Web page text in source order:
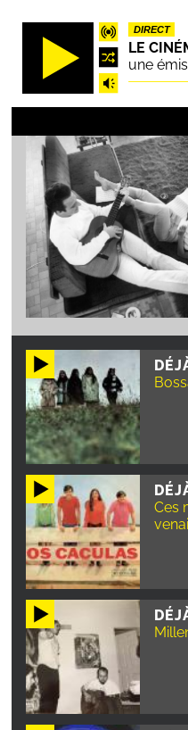
Aller
principal
DIRECT
LE
une
Ces